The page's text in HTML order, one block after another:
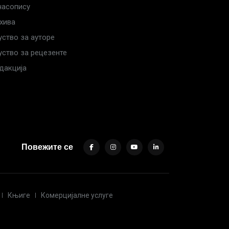
за ауторе
за рецезенте
Повежите се
Књиге
Комерцијалне услуге